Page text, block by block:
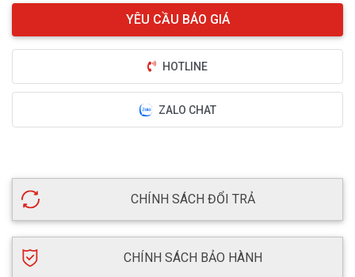
HOTLINE
ZALO CHAT
CHÍNH SÁCH ĐỔI TRẢ
CHÍNH SÁCH BẢO HÀNH